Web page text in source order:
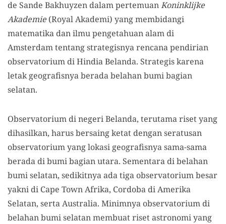
de Sande Bakhuyzen dalam pertemuanKoninklijke
Akademie(Royal Akademi) yang membidangi
matematika dan ilmu pengetahuan alam di
Amsterdam tentang strategisnya rencana pendirian
observatorium di Hindia Belanda. Strategis karena
letak geografisnya berada belahan bumi bagian
selatan.
Observatorium di negeri Belanda, terutama riset yang
dihasilkan, harus bersaing ketat dengan seratusan
observatorium yang lokasi geografisnya sama-sama
berada di bumi bagian utara. Sementara di belahan
bumi selatan, sedikitnya ada tiga observatorium besar
yakni di Cape Town Afrika, Cordoba di Amerika
Selatan, serta Australia. Minimnya observatorium di
belahan bumi selatan membuat riset astronomi yang